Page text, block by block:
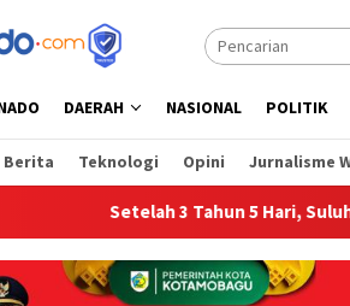
DAERAH NASIONAL POLITIK
Berita Teknologi Opini Jurnalisme
Setelah 3 Tahun 5 Hari, Suluh Serahkan